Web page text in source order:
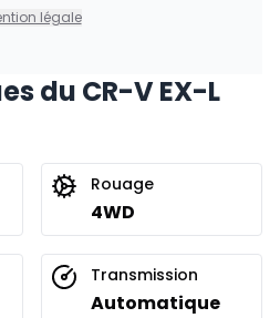
légale
du CR-V EX-L
Rouage
4WD
Transmission
Automatique